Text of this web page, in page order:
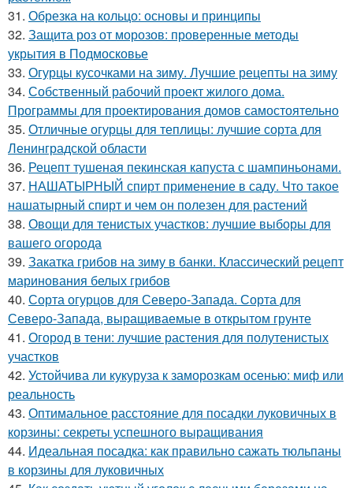
31. Обрезка на кольцо: основы и принципы
32. Защита роз от морозов: проверенные методы
укрытия в Подмосковье
33. Огурцы кусочками на зиму. Лучшие рецепты на зиму
34. Собственный рабочий проект жилого дома.
Программы для проектирования домов самостоятельно
35. Отличные огурцы для теплицы: лучшие сорта для
Ленинградской области
36. Рецепт тушеная пекинская капуста с шампиньонами.
37. НАШАТЫРНЫЙ спирт применение в саду. Что такое
нашатырный спирт и чем он полезен для растений
38. Овощи для тенистых участков: лучшие выборы для
вашего огорода
39. Закатка грибов на зиму в банки. Классический рецепт
маринования белых грибов
40. Сорта огурцов для Северо-Запада. Сорта для
Северо-Запада, выращиваемые в открытом грунте
41. Огород в тени: лучшие растения для полутенистых
участков
42. Устойчива ли кукуруза к заморозкам осенью: миф или
реальность
43. Оптимальное расстояние для посадки луковичных в
корзины: секреты успешного выращивания
44. Идеальная посадка: как правильно сажать тюльпаны
в корзины для луковичных